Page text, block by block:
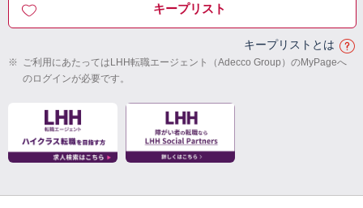
キープリスト
キープリストとは
※ ご利用にあたってはLHH転職エージェント（Adecco Group）のMyPageへ
のログインが必要です。